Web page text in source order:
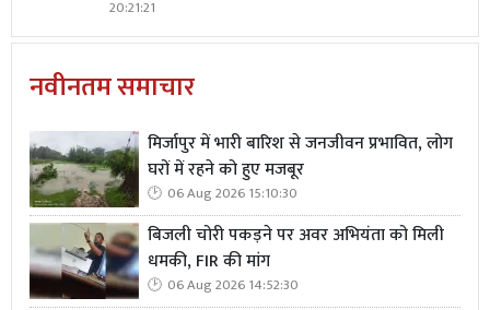
20:21:21
नवीनतम समाचार
मिर्जापुर में भारी बारिश से जनजीवन प्रभावित, लोग
घरों में रहने को हुए मजबूर
06 Aug 2026 15:10:30
बिजली चोरी पकड़ने पर अवर अभियंता को मिली
धमकी, FIR की मांग
06 Aug 2026 14:52:30